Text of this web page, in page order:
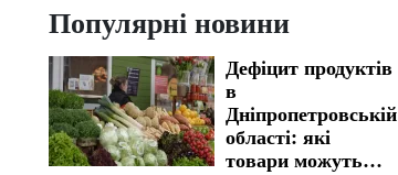
Популярні новини
Дефіцит продуктів
в
Дніпропетровській
області: які
товари можуть